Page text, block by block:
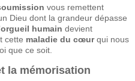
vous remettent
Dieu dont la grandeur dépasse
orgueil humain devient
cette maladie du cœurqui nous
que ce soit.
la mémorisation